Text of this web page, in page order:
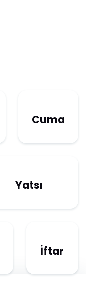
Cuma
Yatsı
İftar